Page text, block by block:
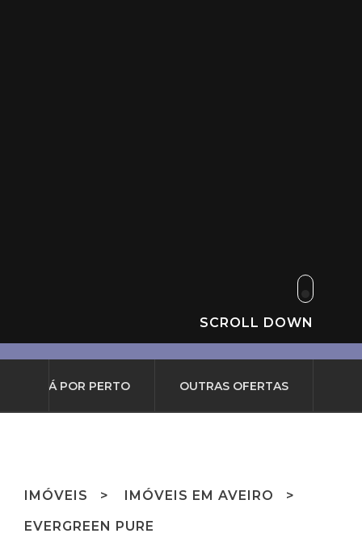
SCROLL DOWN
QUE HÁ POR PERTO OUTRAS OFERTAS
IMÓVEIS
IMÓVEIS EM AVEIRO
EVERGREEN PURE